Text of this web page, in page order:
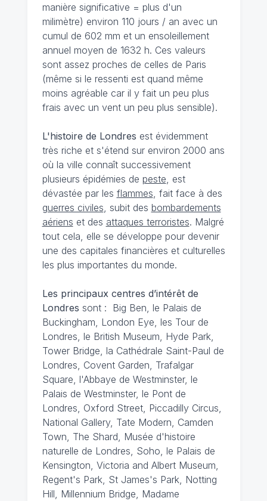
manière significative = plus d'un
milimètre) environ 110 jours / an avec un
cumul de 602 mm et un ensoleillement
annuel moyen de 1632 h. Ces valeurs
sont assez proches de celles de Paris
(même si le ressenti est quand même
moins agréable car il y fait un peu plus
frais avec un vent un peu plus sensible).
L'histoire de Londres est évidemment
très riche et s'étend sur environ 2000 ans
où la ville connaît successivement
plusieurs épidémies de peste, est
dévastée par les flammes, fait face à des
guerres civiles, subit des bombardements
aériens et des attaques terroristes. Malgré
tout cela, elle se développe pour devenir
une des capitales financières et culturelles
les plus importantes du monde.
Les principaux centres d’intérêt de
Londres sont : Big Ben, le Palais de
Buckingham, London Eye, les Tour de
Londres, le British Museum, Hyde Park,
Tower Bridge, la Cathédrale Saint-Paul de
Londres, Covent Garden, Trafalgar
Square, l'Abbaye de Westminster, le
Palais de Westminster, le Pont de
Londres, Oxford Street, Piccadilly Circus,
National Gallery, Tate Modern, Camden
Town, The Shard, Musée d'histoire
naturelle de Londres, Soho, le Palais de
Kensington, Victoria and Albert Museum,
Regent's Park, St James's Park, Notting
Hill, Millennium Bridge, Madame